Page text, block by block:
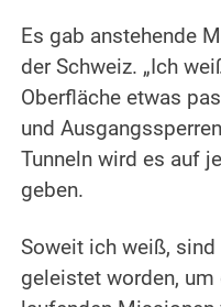
Es gab anstehende
der Schweiz. „Ich
Oberfläche etwas
und
Tunneln wird es auf
geben.
Soweit ich weiß,
geleistet worden,